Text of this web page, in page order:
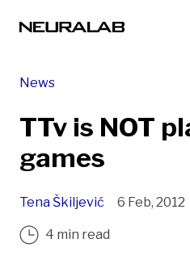
News
TTv is NOT
games
Tena Škiljević 6 Feb, 2012
4 min read